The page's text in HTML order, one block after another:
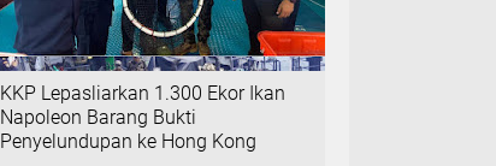
KKP Lepasliarkan 1.300 Ekor Ikan
Napoleon Barang Bukti
Penyelundupan ke Hong Kong